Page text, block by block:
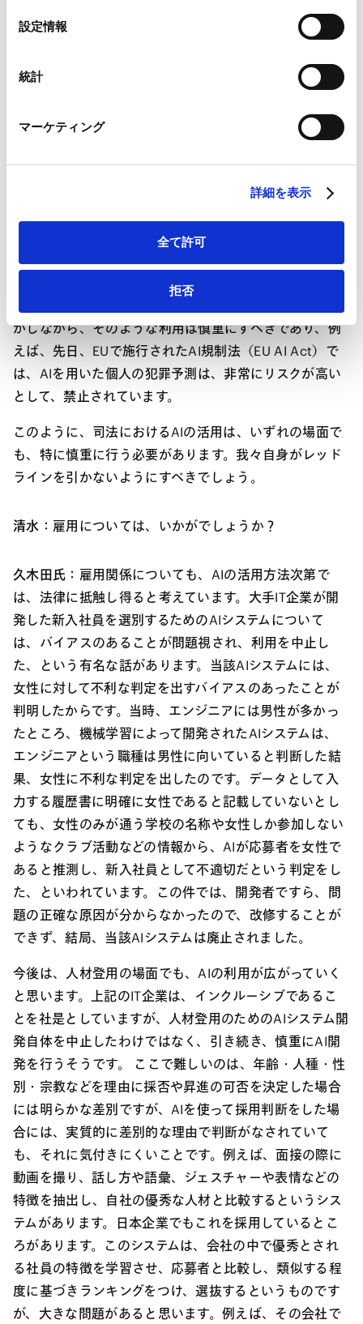
Google Analytics利用規約（
Marketo
外部サイト）
LinkedIn プライバシーポリシー（
HubSpot プライバシーポリシー（外部サイト）
設定情報
統計
マーケティング
詳細を表示
全て許可
拒否
による犯罪予測を導入したものの、その後、利用を中止
保険会社のレッドラインも同様です。保険会社は、保険
料率を設定する際に、地域ごとに料率の差をつけるため
に地図上に赤い線（レッドライン）を引くという習慣が
人種やジェンダーなどに関するバイアスが入らないよう
に注意する必要があります。
ほかにも、ディストピア的SFのような話ですが、個人に
フォーカスして犯罪を予測し、罪を犯さないように監視
かしながら、そのような利用は慎重にすべきであり、例
えば、先日、EUで施行されたAI規制法（EU AI Act）で
は、AIを用いた個人の犯罪予測は、非常にリスクが高い
として、禁止されています。
このように、司法におけるAIの活用は、いずれの場面で
も、特に慎重に行う必要があります。我々自身がレッド
ラインを引かないようにすべきでしょう。
清水： 雇用については、いかがでしょうか？
久木田氏： 雇用関係についても、AIの活用方法次第で
は、法律に抵触し得ると考えています。大手IT企業が開
発した新入社員を選別するためのAIシステムについて
は、バイアスのあることが問題視され、利用を中止し
た、という有名な話があります。当該AIシステムには、
女性に対して不利な判定を出すバイアスのあったことが
判明したからです。当時、エンジニアには男性が多かっ
たところ、機械学習によって開発されたAIシステムは、
エンジニアという職種は男性に向いていると判断した結
果、女性に不利な判定を出したのです。データとして入
力する履歴書に明確に女性であると記載していないとし
ても、女性のみが通う学校の名称や女性しか参加しない
ようなクラブ活動などの情報から、AIが応募者を女性で
あると推測し、新入社員として不適切だという判定をし
た、といわれています。この件では、開発者ですら、問
題の正確な原因が分からなかったので、改修することが
できず、結局、当該AIシステムは廃止されました。
今後は、人材登用の場面でも、AIの利用が広がっていく
と思います。上記のIT企業は、インクルーシブであるこ
とを社是としていますが、人材登用のためのAIシステム開
発自体を中止したわけではなく、引き続き、慎重にAI開
発を行うそうです。 ここで難しいのは、年齢・人種・性
別・宗教などを理由に採否や昇進の可否を決定した場合
には明らかな差別ですが、AIを使って採用判断をした場
合には、実質的に差別的な理由で判断がなされていて
も、それに気付きにくいことです。例えば、面接の際に
動画を撮り、話し方や語彙、ジェスチャーや表情などの
特徴を抽出し、自社の優秀な人材と比較するというシス
テムがあります。日本企業でもこれを採用しているとこ
ろがあります。このシステムは、会社の中で優秀とされ
る社員の特徴を学習させ、応募者と比較し、類似する程
度に基づきランキングをつけ、選抜するというものです
が、大きな問題があると思います。例えば、その会社で